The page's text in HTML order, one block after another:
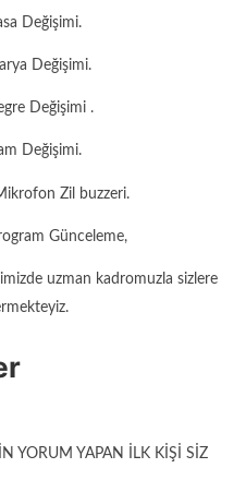
Değişimi.
Değişimi.
Değişimi .
Değişimi.
Zil buzzeri.
Günceleme,
uzman kadromuzla sizlere
YORUM YAPAN ILK KIŞI SIZ